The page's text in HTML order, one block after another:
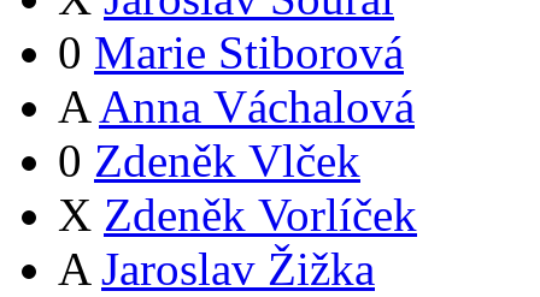
0 Marie Stiborová
A Anna Váchalová
0 Zdeněk Vlček
X Zdeněk Vorlíček
A Jaroslav Žižka